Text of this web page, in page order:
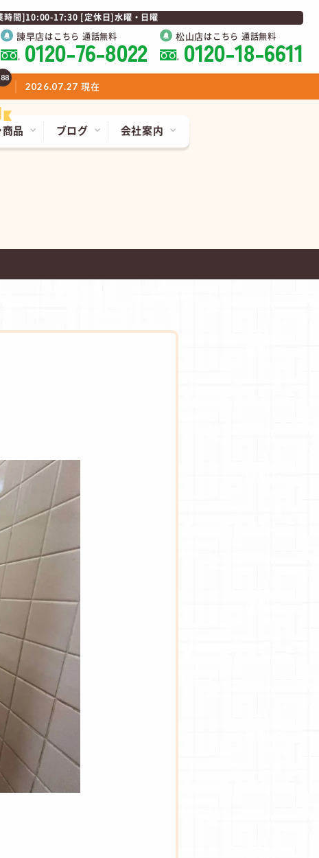
時間]10:00-17:30 [定休日]水曜・日曜
諫早店はこちら 通話無料
0120-76-8022 松山店はこちら 通話無料
0120-18-6611
品 ブログ 会社案内
2026.07.27 現在